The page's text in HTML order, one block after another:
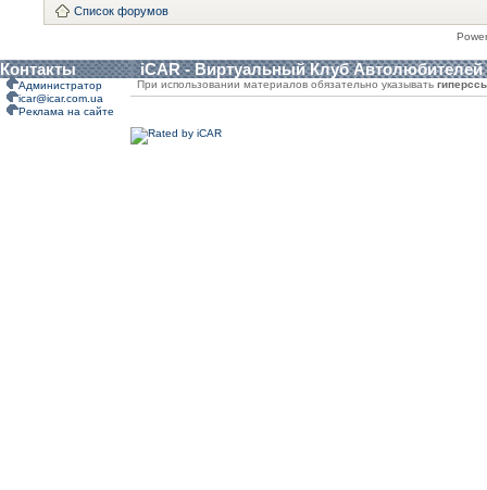
Список форумов
Контакты iCAR - Виртуальный Клуб Автолюбителей
Администратор
icar@icar.com.ua
Реклама на сайте
При использовании материалов обязательно указывать